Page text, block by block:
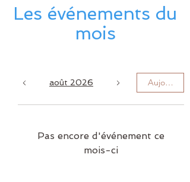
Les événements du
mois
août 2026 Aujourd'hui
Pas encore d'événement ce
mois-ci